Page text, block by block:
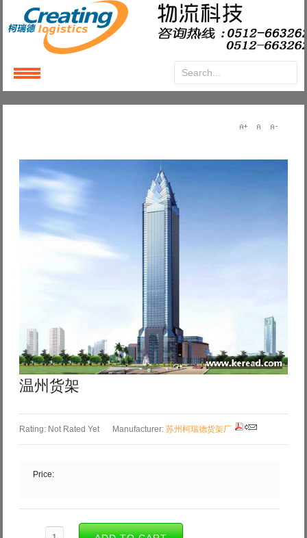
温州货架
Rating: Not Rated Yet Manufacturer: 苏州柯瑞德货架厂
Price:
LoginorRegister
Password
Remember Me
Forgot your password?
Forgot your username?